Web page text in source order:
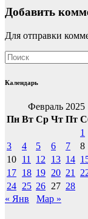
Добавить
Для отправки
Календарь
Февраль 2025
Пн Вт Ср Чт Пт
1
3
4 5 6 7 8
10 11 12 13 14
17 18 19 20 21
24 25 26 27 28
« Янв
Мар »